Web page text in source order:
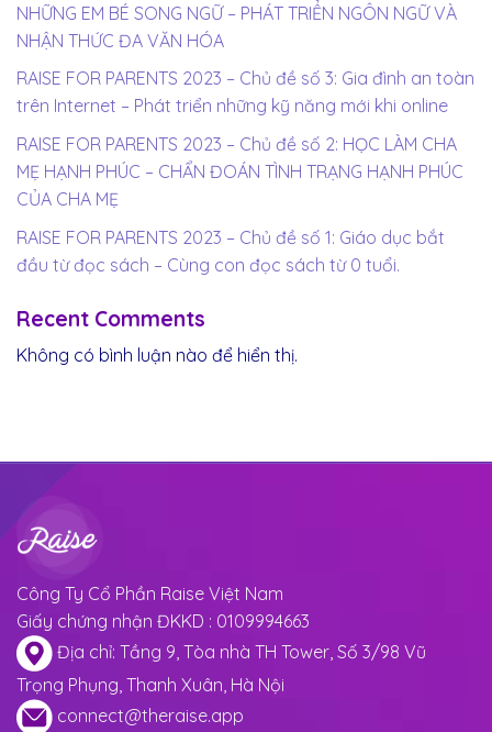
NHỮNG EM BÉ SONG NGỮ – PHÁT TRIỂN NGÔN NGỮ VÀ
NHẬN THỨC ĐA VĂN HÓA
RAISE FOR PARENTS 2023 – Chủ đề số 3: Gia đình an toàn
trên Internet – Phát triển những kỹ năng mới khi online
RAISE FOR PARENTS 2023 – Chủ đề số 2: HỌC LÀM CHA
MẸ HẠNH PHÚC – CHẨN ĐOÁN TÌNH TRẠNG HẠNH PHÚC
CỦA CHA MẸ
RAISE FOR PARENTS 2023 – Chủ đề số 1: Giáo dục bắt
đầu từ đọc sách – Cùng con đọc sách từ 0 tuổi.
Recent Comments
Không có bình luận nào để hiển thị.
Công Ty Cổ Phần Raise Việt Nam
Giấy chứng nhận ĐKKD : 0109994663
Địa chỉ: Tầng 9, Tòa nhà TH Tower, Số 3/98 Vũ
Trọng Phụng, Thanh Xuân, Hà Nội
connect@theraise.app